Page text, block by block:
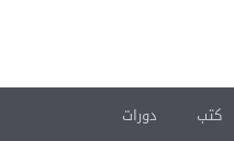
كتب دورات